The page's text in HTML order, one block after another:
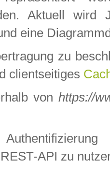
Aktuell wird
eine
zu
clientseitiges
von https://
API zu